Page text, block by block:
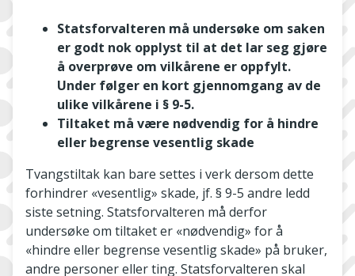
Statsforvalteren må undersøke om saken
er godt nok opplyst til at det lar seg gjøre
å overprøve om vilkårene er oppfylt.
Under følger en kort gjennomgang av de
ulike vilkårene i § 9-5.
Tiltaket må være nødvendig for å hindre
eller begrense vesentlig skade
Tvangstiltak kan bare settes i verk dersom dette
forhindrer «vesentlig» skade, jf. § 9-5 andre ledd
siste setning. Statsforvalteren må derfor
undersøke om tiltaket er «nødvendig» for å
«hindre eller begrense vesentlig skade» på bruker,
andre personer eller ting. Statsforvalteren skal